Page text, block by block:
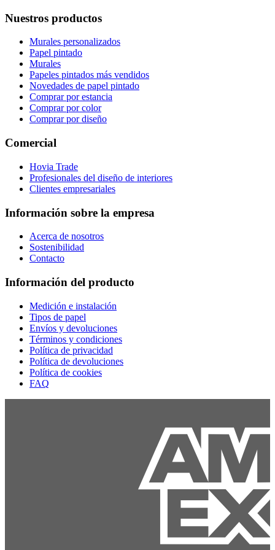
Nuestros productos
Murales personalizados
Papel pintado
Murales
Papeles pintados más vendidos
Novedades de papel pintado
Comprar por estancia
Comprar por color
Comprar por diseño
Comercial
Hovia Trade
Profesionales del diseño de interiores
Clientes empresariales
Información sobre la empresa
Acerca de nosotros
Sostenibilidad
Contacto
Información del producto
Medición e instalación
Tipos de papel
Envíos y devoluciones
Términos y condiciones
Política de privacidad
Política de devoluciones
Política de cookies
FAQ